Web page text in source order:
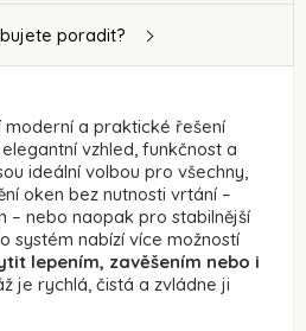
poradit?
moderní a praktické řešení
vzhled, funkčnost a
ideální volbou pro všechny,
oken bez nutnosti vrtání –
– nebo naopak pro stabilnější
systém nabízí více možností
lepením, zavěšením nebo i
je rychlá, čistá a zvládne ji